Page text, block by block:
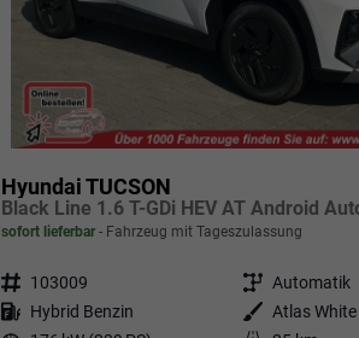
Hyundai TUCSON
sofort lieferbar Fahrzeug mit Tageszulassung
Fahrzeugnr. 103009 Getriebe Automatik
Kraftstoff Hybrid Benzin Außenfarbe Atlas White